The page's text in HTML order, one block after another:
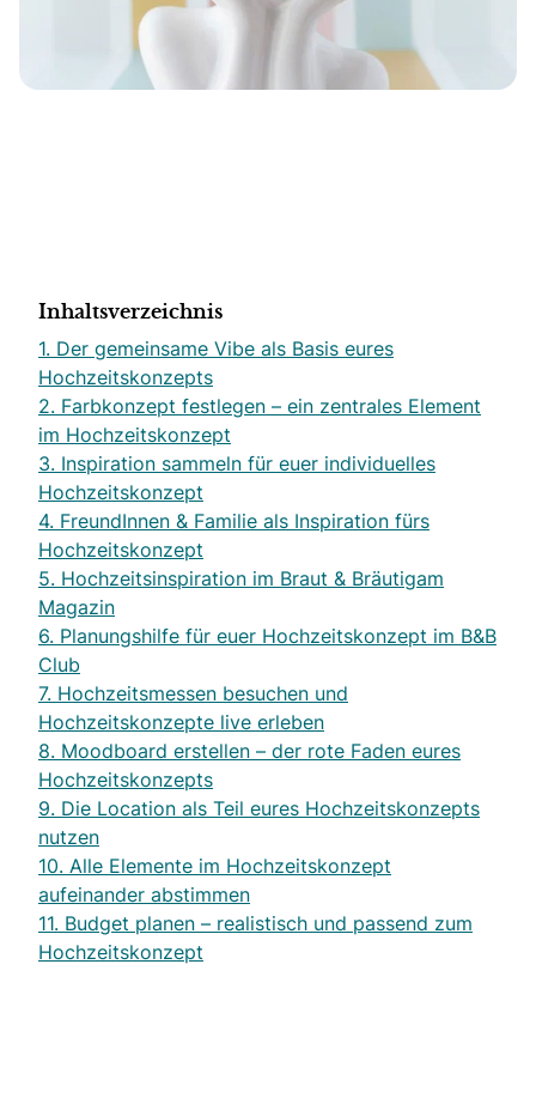
Inhaltsverzeichnis
1. Der gemeinsame Vibe als Basis eures
Hochzeitskonzepts
2. Farbkonzept festlegen – ein zentrales Element
im Hochzeitskonzept
3. Inspiration sammeln für euer individuelles
Hochzeitskonzept
4. FreundInnen & Familie als Inspiration fürs
Hochzeitskonzept
5. Hochzeitsinspiration im Braut & Bräutigam
Magazin
6. Planungshilfe für euer Hochzeitskonzept im B&B
Club
7. Hochzeitsmessen besuchen und
Hochzeitskonzepte live erleben
8. Moodboard erstellen – der rote Faden eures
Hochzeitskonzepts
9. Die Location als Teil eures Hochzeitskonzepts
nutzen
10. Alle Elemente im Hochzeitskonzept
aufeinander abstimmen
11. Budget planen – realistisch und passend zum
Hochzeitskonzept